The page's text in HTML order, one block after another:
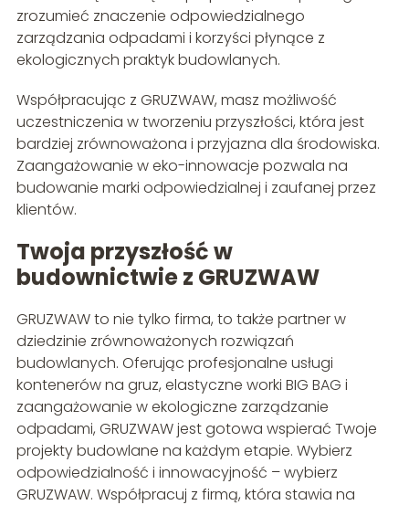
zrozumieć znaczenie odpowiedzialnego
zarządzania odpadami i korzyści płynące z
ekologicznych praktyk budowlanych.
Współpracując z GRUZWAW, masz możliwość
uczestniczenia w tworzeniu przyszłości, która jest
bardziej zrównoważona i przyjazna dla środowiska.
Zaangażowanie w eko-innowacje pozwala na
budowanie marki odpowiedzialnej i zaufanej przez
klientów.
Twoja przyszłość w
budownictwie z GRUZWAW
GRUZWAW to nie tylko firma, to także partner w
dziedzinie zrównoważonych rozwiązań
budowlanych. Oferując profesjonalne usługi
kontenerów na gruz, elastyczne worki BIG BAG i
zaangażowanie w ekologiczne zarządzanie
odpadami, GRUZWAW jest gotowa wspierać Twoje
projekty budowlane na każdym etapie. Wybierz
odpowiedzialność i innowacyjność – wybierz
GRUZWAW. Współpracuj z firmą, która stawia na